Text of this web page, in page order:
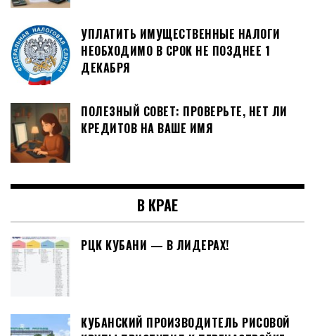
УПЛАТИТЬ ИМУЩЕСТВЕННЫЕ НАЛОГИ
НЕОБХОДИМО В СРОК НЕ ПОЗДНЕЕ 1
ДЕКАБРЯ
ПОЛЕЗНЫЙ СОВЕТ: ПРОВЕРЬТЕ, НЕТ ЛИ
КРЕДИТОВ НА ВАШЕ ИМЯ
В КРАЕ
РЦК КУБАНИ — В ЛИДЕРАХ!
КУБАНСКИЙ ПРОИЗВОДИТЕЛЬ РИСОВОЙ